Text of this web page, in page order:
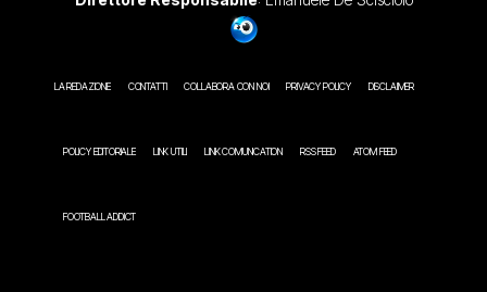
LA REDAZIONE CONTATTI COLLABORA CON NOI PRIVACY POLICY DISCLAIMER
POLICY EDITORIALE LINK UTILI LINK COMUNICATION RSS FEED ATOM FEED
FOOTBALL ADDICT